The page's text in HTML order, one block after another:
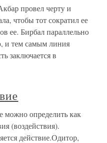
провел черту и
чтобы тот сократил ее
ее. Бирбал параллельно
и тем самым линия
заключается в
можно определить как
(воздействия).
действие.Одитор,